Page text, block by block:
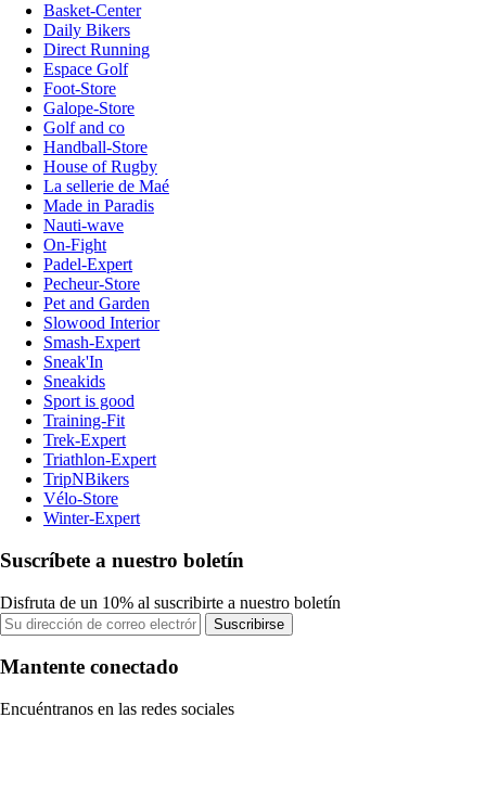
Basket-Center
Daily Bikers
Direct Running
Espace Golf
Foot-Store
Galope-Store
Golf and co
Handball-Store
House of Rugby
La sellerie de Maé
Made in Paradis
Nauti-wave
On-Fight
Padel-Expert
Pecheur-Store
Pet and Garden
Slowood Interior
Smash-Expert
Sneak'In
Sneakids
Sport is good
Training-Fit
Trek-Expert
Triathlon-Expert
TripNBikers
Vélo-Store
Winter-Expert
Suscríbete a nuestro boletín
Disfruta de un 10% al suscribirte a nuestro boletín
Suscribirse
Mantente conectado
Encuéntranos en las redes sociales